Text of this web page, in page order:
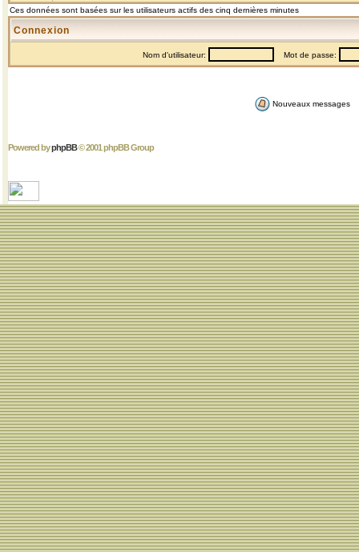
Ces données sont basées sur les utilisateurs actifs des cinq dernières minutes
Connexion
Nom d'utilisateur: Mot de passe:
Nouveaux messages
Powered byphpBB© 2001 phpBB Group